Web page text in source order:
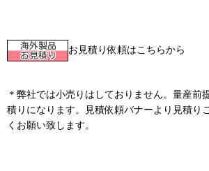
お見積り依頼はこちらから
＊弊社では小売りはしておりません。量産前
積りになります。見積依頼バナーより見積り
くお願い致します。